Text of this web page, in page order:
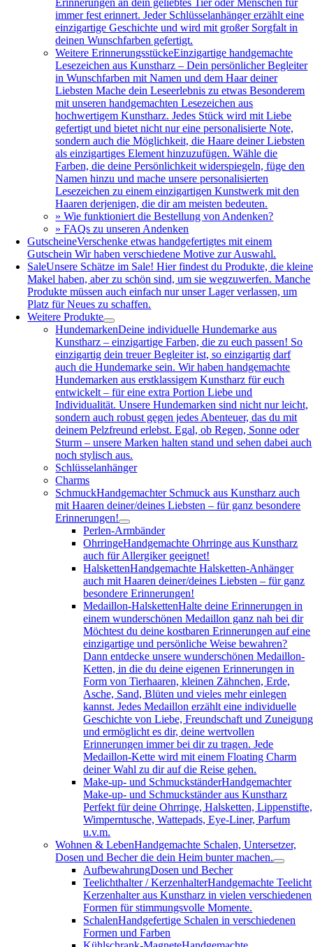
Erinnerungen an dein geliebtes Tier oder Menschen für
immer fest erinnert. Jeder Schlüsselanhänger erzählt eine
einzigartige Geschichte und wird mit großer Sorgfalt in
deinen Wunschfarben gefertigt.
Weitere ErinnerungsstückeEinzigartige handgemachte
Lesezeichen aus Kunstharz – Dein persönlicher Begleiter
in Wunschfarben mit Namen und dem Haar deiner
Liebsten Mache dein Leseerlebnis zu etwas Besonderem
mit unseren handgemachten Lesezeichen aus
hochwertigem Kunstharz. Jedes Stück wird mit Liebe
gefertigt und bietet nicht nur eine personalisierte Note,
sondern auch die Möglichkeit, die Haare deiner Liebsten
als einzigartiges Element hinzuzufügen. Wähle die
Farben, die deine Persönlichkeit widerspiegeln, füge den
Namen hinzu und mache unsere personalisierten
Lesezeichen zu einem einzigartigen Kunstwerk mit den
Haaren derjenigen, die dir am meisten bedeuten.
» Wie funktioniert die Bestellung von Andenken?
» FAQs zu unseren Andenken
GutscheineVerschenke etwas handgefertigtes mit einem
Gutschein Wir haben verschiedene Motive zur Auswahl.
SaleUnsere Schätze im Sale! Hier findest du Produkte, die kleine
Makel haben, aber zu schön sind, um sie wegzuwerfen. Manche
Produkte müssen auch einfach nur unser Lager verlassen, um
Platz für Neues zu schaffen.
Weitere Produkte
HundemarkenDeine individuelle Hundemarke aus
Kunstharz – einzigartige Farben, die zu euch passen! So
einzigartig dein treuer Begleiter ist, so einzigartig darf
auch die Hundemarke sein. Wir haben handgemachte
Hundemarken aus erstklassigem Kunstharz für euch
entwickelt – für eine extra Portion Liebe und
Individualität. Unsere Hundemarken sind nicht nur leicht,
sondern auch robust gegen jedes Abenteuer, das du mit
deinem Pelzfreund erlebst. Egal, ob Regen, Sonne oder
Sturm – unsere Marken halten stand und sehen dabei auch
noch stylisch aus.
Schlüsselanhänger
Charms
SchmuckHandgemachter Schmuck aus Kunstharz auch
mit Haaren deiner/deines Liebsten – für ganz besondere
Erinnerungen!
Perlen-Armbänder
OhrringeHandgemachte Ohrringe aus Kunstharz
auch für Allergiker geeignet!
HalskettenHandgemachte Halsketten-Anhänger
auch mit Haaren deiner/deines Liebsten – für ganz
besondere Erinnerungen!
Medaillon-HalskettenHalte deine Erinnerungen in
einem wunderschönen Medaillon ganz nah bei dir
Möchtest du deine kostbaren Erinnerungen auf eine
einzigartige und persönliche Weise bewahren?
Dann entdecke unsere wunderschönen Medaillon-
Ketten, in die du deine eigenen Erinnerungen in
Form von Tierhaaren, kleinen Zähnchen, Erde,
Asche, Sand, Blüten und vieles mehr einlegen
kannst. Jedes Medaillon erzählt eine individuelle
Geschichte von Liebe, Freundschaft und Zuneigung
und ermöglicht es dir, deine wertvollen
Erinnerungen immer bei dir zu tragen. Jede
Medaillon-Kette wird mit einem Floating Charm
deiner Wahl zu dir auf die Reise gehen.
Make-up- und SchmuckständerHandgemachter
Make-up- und Schmuckständer aus Kunstharz
Perfekt für deine Ohrringe, Halsketten, Lippenstifte,
Wimperntusche, Wattepads, Eye-Liner, Parfum
u.v.m.
Wohnen & LebenHandgemachte Schalen, Untersetzer,
Dosen und Becher die dein Heim bunter machen.
AufbewahrungDosen und Becher
Teelichthalter / KerzenhalterHandgemachte Teelicht
Kerzenhalter aus Kunstharz in vielen verschiedenen
Formen für stimmungsvolle Momente.
SchalenHandgefertige Schalen in verschiedenen
Formen und Farben